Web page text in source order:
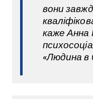
вони
каже Анна
«Людина в